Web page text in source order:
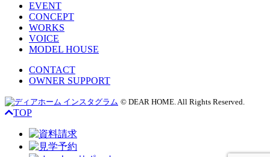
EVENT
CONCEPT
WORKS
VOICE
MODEL HOUSE
CONTACT
OWNER SUPPORT
© DEAR HOME. All Rights Reserved.
TOP